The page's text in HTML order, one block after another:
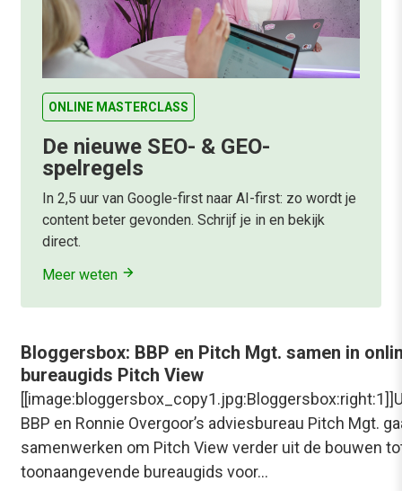
ONLINE MASTERCLASS
De nieuwe SEO- & GEO-
spelregels
In 2,5 uur van Google-first naar AI-first: zo wordt je
content beter gevonden. Schrijf je in en bekijk
direct.
Meer weten
Bloggersbox: BBP en Pitch Mgt. samen in
bureaugids Pitch View
BBP en Ronnie Overgoor’s adviesbureau Pitch Mgt.
samenwerken om Pitch View verder uit de bouwen
toonaangevende bureaugids voor…